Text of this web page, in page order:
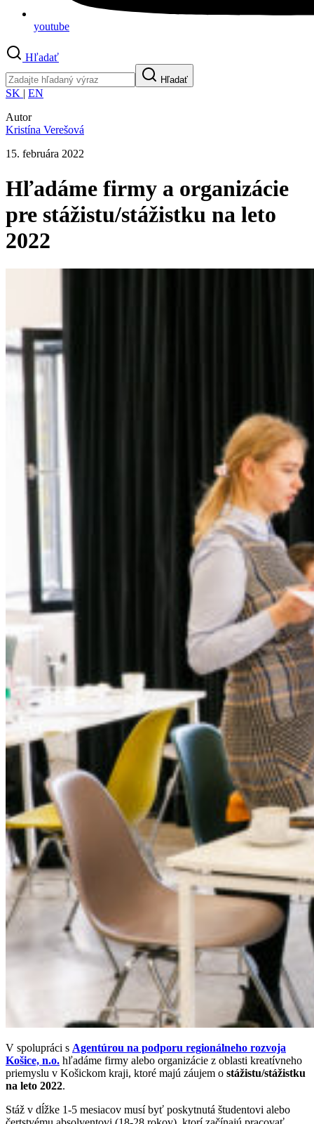
youtube
Hľadať
Hľadať
SK | EN
Autor
Kristína Verešová
15. februára 2022
Hľadáme firmy a organizácie
pre stážistu/stážistku na leto
2022
V spolupráci s Agentúrou na podporu regionálneho rozvoja
Košice, n.o. hľadáme firmy alebo organizácie z oblasti kreatívneho
priemyslu v Košickom kraji, ktoré majú záujem o stážistu/stážistku
na leto 2022.
Stáž v dĺžke 1-5 mesiacov musí byť poskytnutá študentovi alebo